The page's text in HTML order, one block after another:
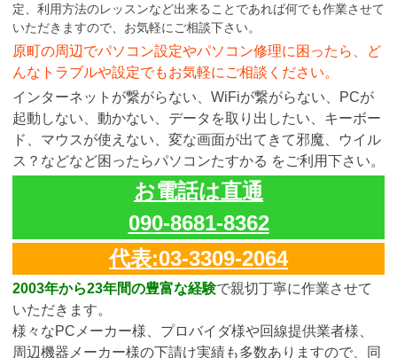
定、利用方法のレッスンなど出来ることであれば何でも作業させて
いただきますので、お気軽にご相談下さい。
原町の周辺でパソコン設定やパソコン修理に困ったら、ど
んなトラブルや設定でもお気軽にご相談ください。
インターネットが繋がらない、WiFiが繋がらない、PCが
起動しない、動かない、データを取り出したい、キーボー
ド、マウスが使えない、変な画面が出てきて邪魔、ウイル
ス？などなど困ったらパソコンたすかる をご利用下さい。
お電話は直通
090-8681-8362
代表:03-3309-2064
2003年から23年間の豊富な経験で親切丁寧に作業させて
いただきます。
様々なPCメーカー様、プロバイダ様や回線提供業者様、
周辺機器メーカー様の下請け実績も多数ありますので、同